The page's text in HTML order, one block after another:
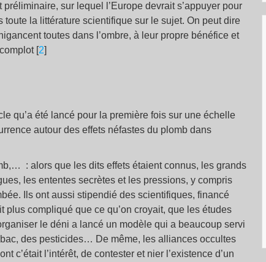
sur lequel l’Europe devrait s’appuyer pour
la littérature scientifique sur le sujet. On peut dire
toutes dans l’ombre, à leur propre bénéfice et
[2]
qu’a été lancé pour la première fois sur une échelle
autour des effets néfastes du plomb dans
: alors que les dits effets étaient connus, les grands
les ententes secrètes et les pressions, y compris
Ils ont aussi stipendié des scientifiques, financé
plus compliqué que ce qu’on croyait, que les études
le déni a lancé un modèle qui a beaucoup servi
des pesticides… De même, les alliances occultes
c’était l’intérêt, de contester et nier l’existence d’un